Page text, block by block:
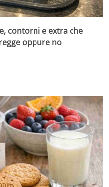
contorni e extra che
oppure no